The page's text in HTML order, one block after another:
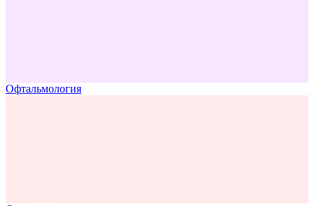
Офтальмология